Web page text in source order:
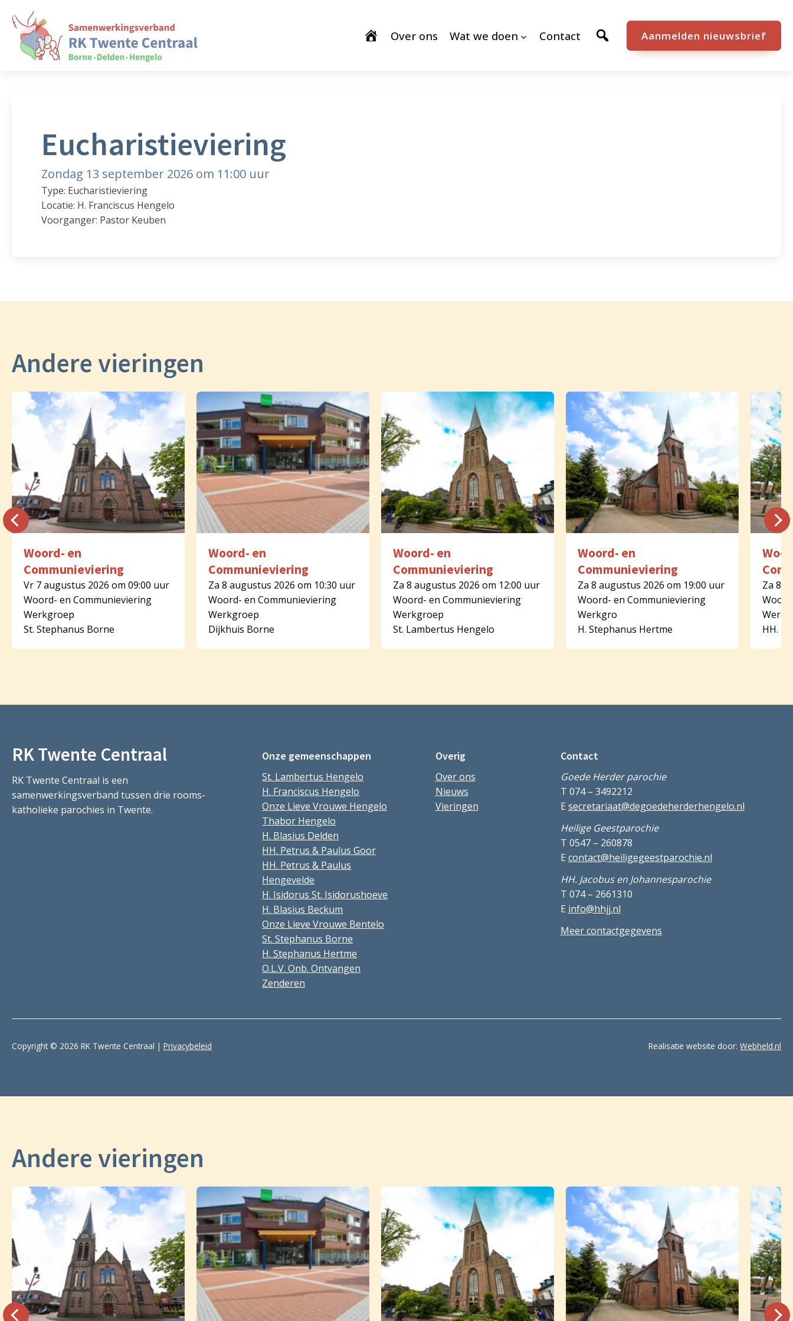
Over ons Wat we doen Contact Aanmelden nieuwsbrief
Eucharistieviering
Zondag 13 september 2026 om 11:00 uur
Type: Eucharistieviering
Locatie: H. Franciscus Hengelo
Voorganger: Pastor Keuben
Andere vieringen
Woord- en
Communieviering
Vr 7 augustus 2026 om 09:00 uur
Woord- en Communieviering
Werkgroep
St. Stephanus Borne
Woord- en
Communieviering
Za 8 augustus 2026 om 10:30 uur
Woord- en Communieviering
Werkgroep
Dijkhuis Borne
Woord- en
Communieviering
Za 8 augustus 2026 om 12:00 uur
Woord- en Communieviering
Werkgroep
St. Lambertus Hengelo
Woord- en
Communieviering
Za 8 augustus 2026 om 19:00 uur
Woord- en Communieviering
Werkgro
H. Stephanus Hertme
Za 8
HH.
RK Twente Centraal
RK Twente Centraal is een
samenwerkingsverband tussen drie rooms-
katholieke parochies in Twente.
Onze gemeenschappen
St. Lambertus Hengelo
H. Franciscus Hengelo
Onze Lieve Vrouwe Hengelo
Thabor Hengelo
H. Blasius Delden
HH. Petrus & Paulus Goor
HH. Petrus & Paulus
Hengevelde
H. Isidorus St. Isidorushoeve
H. Blasius Beckum
Onze Lieve Vrouwe Bentelo
St. Stephanus Borne
H. Stephanus Hertme
O.L.V. Onb. Ontvangen
Zenderen
Overig
Over ons
Nieuws
Vieringen
Contact
Goede Herder parochie
T 074 – 3492212
E secretariaat@degoedeherderhengelo.nl
Heilige Geestparochie
T 0547 – 260878
E contact@heiligegeestparochie.nl
HH. Jacobus en Johannesparochie
T 074 – 2661310
E info@hhjj.nl
Meer contactgegevens
Copyright © 2026 RK Twente Centraal | Privacybeleid Realisatie website door: Webheld.nl
Andere vieringen